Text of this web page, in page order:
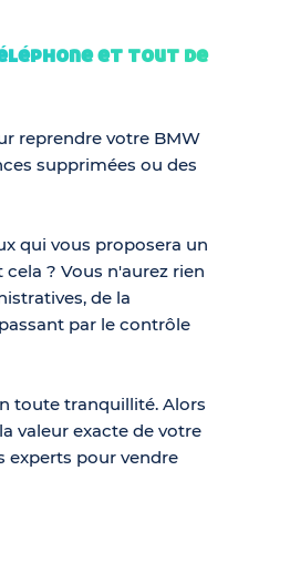
et tout de
reprendre votre BMW
supprimées ou des
qui vous proposera un
? Vous n'aurez rien
de la
par le contrôle
toute tranquillité. Alors
valeur exacte de votre
experts pour vendre